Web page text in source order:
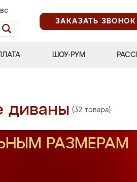
ЗАКАЗАТЬ ЗВОНОК
ШОУ-РУМ
диваны (32 товара)
РАЗМЕРАМ